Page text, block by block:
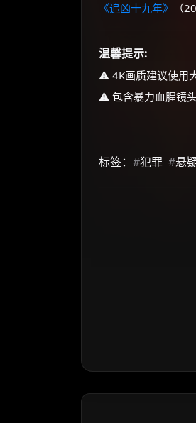
《追凶十九年》
（
温馨提示:
⚠️ 4K画质建议使用
⚠️ 包含暴力血腥镜
标签： #犯罪 #悬